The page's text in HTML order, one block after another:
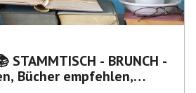
Bücher empfehlen,